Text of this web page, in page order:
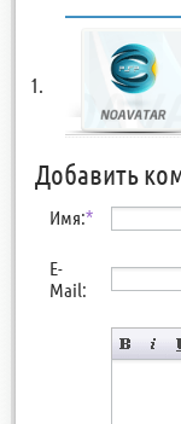
Добавить
Имя:*
E-
Mail: